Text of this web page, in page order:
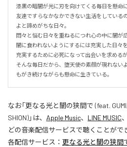
漆黒の暗闇が光に刃を向けてくる毎日を懸命
友達ですらなかなかできない生活をしている
よと諦めがちな日々。
悶々と悩む日々を重ねるにつれ心の中に闇が
闇に食われないようにするには充実した日々
充実するために必死になって出会いを求める
そんな毎日だから、堕天使の素顔が現れない
もがき続けながらも懸命に生きている。
なお「更なる光と闇の狭間で (feat.
SHION)」は、 Apple Music、 LINE MUSIC、
どの音楽配信サービスで聴くことがで
各配信サービス： 更なる光と闇の狭間